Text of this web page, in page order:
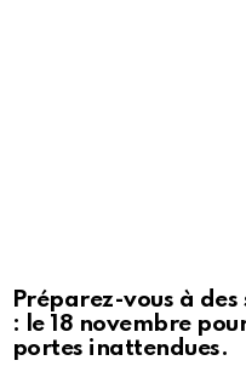
Préparez-vous à
: le 18 novembre
portes inattendues.